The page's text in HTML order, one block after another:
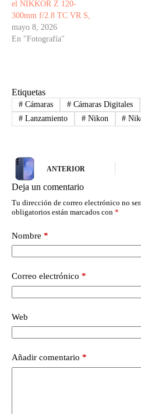
el NIKKOR Z 120-
300mm f/2.8 TC VR S,
mayo 8, 2026
En "Fotografía"
Etiquetas
#Cámaras #Cámaras Digitales
#Lanzamiento #Nikon #
ANTERIOR
Deja un comentario
Tu dirección de correo electrónico no
obligatorios están marcados con *
Nombre *
Correo electrónico *
Web
Añadir comentario *